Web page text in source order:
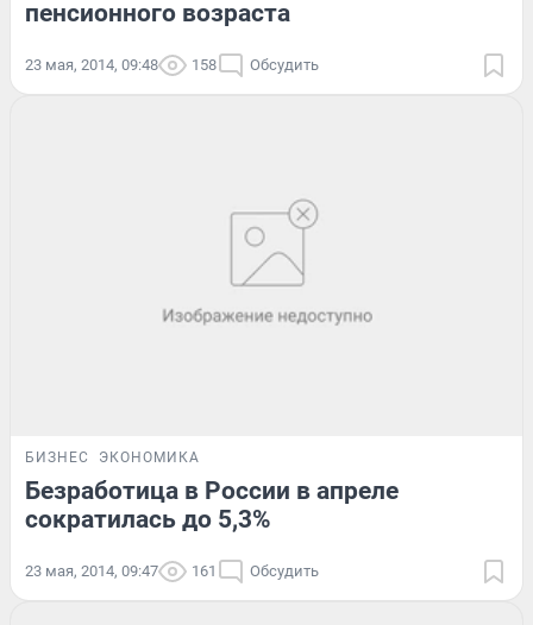
пенсионного возраста
23 мая, 2014, 09:48 158 Обсудить
БИЗНЕС ЭКОНОМИКА
Безработица в России в апреле
сократилась до 5,3%
23 мая, 2014, 09:47 161 Обсудить